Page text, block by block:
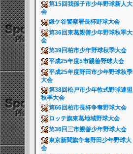
第15回我孫子市少年野球新人大
会
鎌ケ谷警察署長杯野球大会
第36回東葛親善少年野球秋季大
会
第39回柏市少年野球秋季大会
平成25年度5市親善野球大会
平成25年度野田市少年野球秋季
大会
第38回松戸市少年軟式野球連盟
秋季大会
第66回柏市長杯争奪野球大会
ロッテ旗東葛地域野球大会
第36回三市親善少年野球大会
東京新聞旗争奪野田少年野球大
会